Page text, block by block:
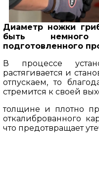
Диаметр ножки
быть
подготовленного
В процессе
растягивается и
отпускаем, то
стремится к своей
толщине и плотно
откалиброванного
что предотвращает